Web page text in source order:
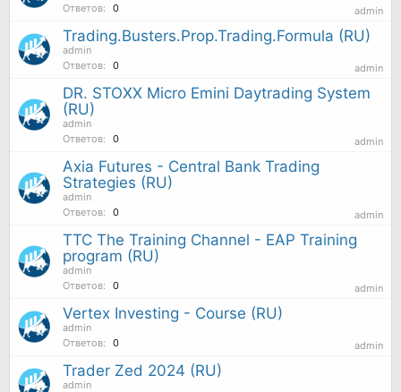
Ответов:
0 admin
Trading.Busters.Prop.Trading.Formula (RU)
admin
Ответов:
0 admin
DR. STOXX Micro Emini Daytrading System
(RU)
admin
Ответов:
0 admin
Axia Futures - Central Bank Trading
Strategies (RU)
admin
Ответов:
0 admin
TTC The Training Channel - EAP Training
program (RU)
admin
Ответов:
0 admin
Vertex Investing - Course (RU)
admin
Ответов:
0 admin
Trader Zed 2024 (RU)
admin